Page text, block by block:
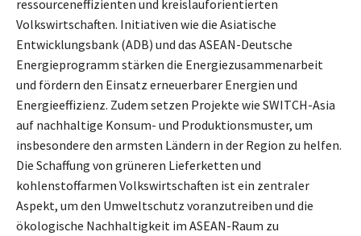
ressourceneffizienten und kreislauforientierten
Volkswirtschaften. Initiativen wie die Asiatische
Entwicklungsbank (ADB) und das ASEAN-Deutsche
Energieprogramm stärken die Energiezusammenarbeit
und fördern den Einsatz erneuerbarer Energien und
Energieeffizienz. Zudem setzen Projekte wie SWITCH-Asia
auf nachhaltige Konsum- und Produktionsmuster, um
insbesondere den armsten Ländern in der Region zu helfen.
Die Schaffung von grüneren Lieferketten und
kohlenstoffarmen Volkswirtschaften ist ein zentraler
Aspekt, um den Umweltschutz voranzutreiben und die
ökologische Nachhaltigkeit im ASEAN-Raum zu